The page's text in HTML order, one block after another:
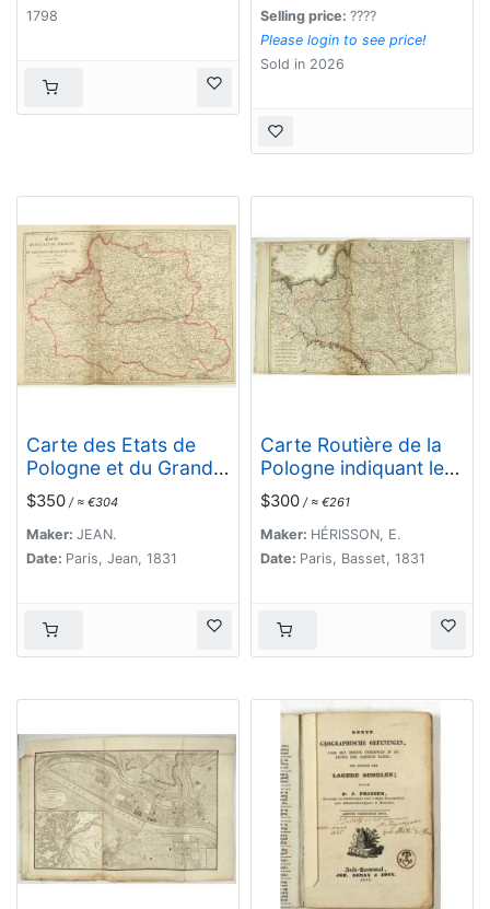
1798 Selling price: ????
Please login to see price!
Sold in 2026
Carte des Etats de
Pologne et du Grand
Duché de Lithunanie.
$350 / ≈ €304
Maker: JEAN.
Date: Paris, Jean, 1831
Carte Routière de la
Pologne indiquant les
partages de ce
Royaume…
$300 / ≈ €261
Maker: HÉRISSON, E.
Date: Paris, Basset, 1831